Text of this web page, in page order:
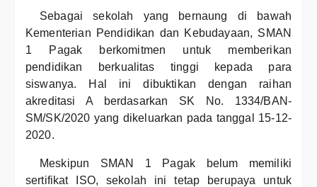
Sebagai sekolah yang bernaung di bawah
Kementerian Pendidikan dan Kebudayaan, SMAN
1 Pagak berkomitmen untuk memberikan
pendidikan berkualitas tinggi kepada para
siswanya. Hal ini dibuktikan dengan raihan
akreditasi A berdasarkan SK No. 1334/BAN-
SM/SK/2020 yang dikeluarkan pada tanggal 15-12-
2020.
Meskipun SMAN 1 Pagak belum memiliki
sertifikat ISO, sekolah ini tetap berupaya untuk